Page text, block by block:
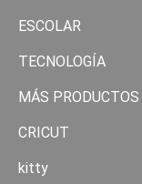
ESCOLAR
TECNOLOGÍA
MÁS PRODUCTOS
CRICUT
kitty